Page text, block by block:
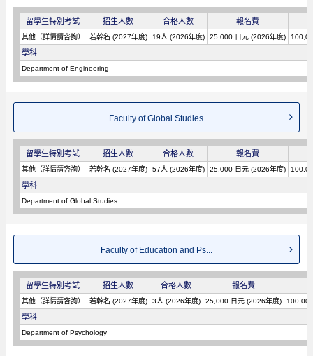
留學生特別考試 招生人數 合格人數 報名費
其他（詳情請咨詢） 若幹名 (2027年度) 19人 (2026年度) 25,000 日元 (2026年度)
學科
Department of Engineering
Faculty of Global Studies
留學生特別考試 招生人數 合格人數 報名費
其他（詳情請咨詢） 若幹名 (2027年度) 57人 (2026年度) 25,000 日元 (2026年度)
學科
Department of Global Studies
Faculty of Education and Ps...
留學生特別考試 招生人數 合格人數 報名費
其他（詳情請咨詢） 若幹名 (2027年度) 3人 (2026年度) 25,000 日元 (2026年度)
學科
Department of Psychology